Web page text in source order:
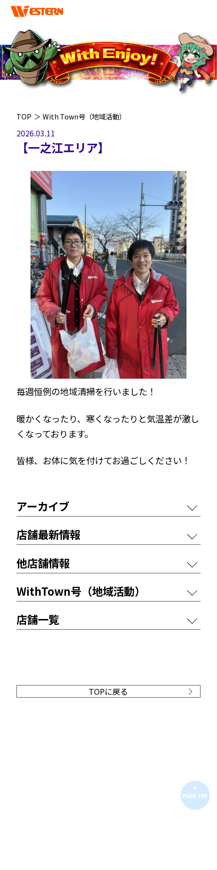
TOP ＞ With Town号（地域活動）
2026.03.11
【一之江エリア】
毎週恒例の地域清掃を行いました！
暖かくなったり、寒くなったりと気温差が激し
くなっております。
皆様、お体に気を付けてお過ごしください！
アーカイブ
店舗最新情報
他店舗情報
WithTown号（地域活動）
店舗一覧
TOPに戻る